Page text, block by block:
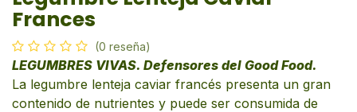
Frances
(0 reseña)
LEGUMBRES VIVAS. Defensores del Good Food.
La legumbre lenteja caviar francés presenta un gran
contenido de nutrientes y puede ser consumida de